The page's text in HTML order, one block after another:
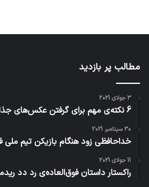
مطالب پر بازدید
3 جولای 2021
6 نکته‌ی مهم برای گرفتن عکس‌های جذاب‌تر در سفر
30 سپتامبر 2021
خداحافظی زود هنگام بازیکن تیم ملی
11 جولای 2021
راکستار داستان فوق‌العاده‌ی رد دد